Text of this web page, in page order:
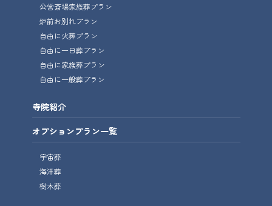
公営斎場家族葬プラン
炉前お別れプラン
自由に火葬プラン
自由に一日葬プラン
自由に家族葬プラン
自由に一般葬プラン
寺院紹介
オプションプラン一覧
宇宙葬
海洋葬
樹木葬